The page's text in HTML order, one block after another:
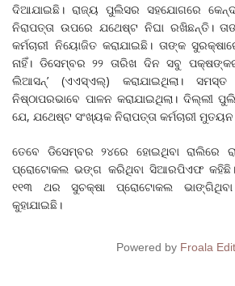
ଦିଆଯାଇଛି। ରାଜ୍ୟ ପୁଲିସର ସହଯୋଗରେ
ନିରାପତ୍ତା ଉପରେ ଯଥେଷ୍ଟ ନିଘା ରଖିଛନ୍ତି।
କର୍ମଚାରୀ ନିୟୋଜିତ କରାଯାଇଛି। ତାଙ୍କ
ନାହିଁ। ଡିସେମ୍ବର ୨୨ ତାରିଖ ଦିନ ସବୁ
ଲିଆସନ୍‌’ (ଏଏସ୍‌ଏଲ୍‌) କରାଯାଇଥିଲା। ସମସ୍ତ
ନିଷ୍ଠାପରଭାବେ ପାଳନ କରାଯାଇଥିଲା। ଦିଲ୍ଲୀ
ଯେ, ଯଥେଷ୍ଟ ସଂଖ୍ୟକ ନିରାପତ୍ତା କର୍ମଚାରୀ ମୁତୟନ
ତେବେ ଡିସେମ୍ବର ୨୪ରେ ହୋଇଥିବା ରାଲିରେ
ପ୍ରୋଟୋକଲ ଭଙ୍ଗ କରିଥିବା ସିଆରପିଏଫ କହିଛି।
୧୧୩ ଥର ସୁଚକ୍ଷା ପ୍ରୋଟୋକଲ
କୁହାଯାଇଛି।
Powered by Froala